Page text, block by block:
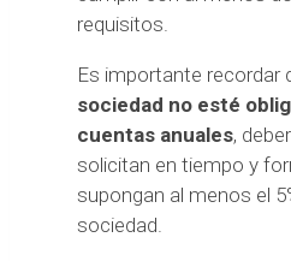
requisitos.
Es importante recordar
sociedad no esté
cuentas anuales,
solicitan en tiempo y
supongan al menos el
sociedad.